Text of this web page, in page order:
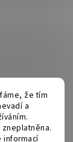
že tím
a
informací